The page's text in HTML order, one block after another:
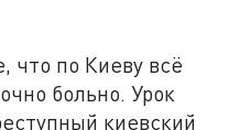
что по Киеву всё
больно. Урок
киевский